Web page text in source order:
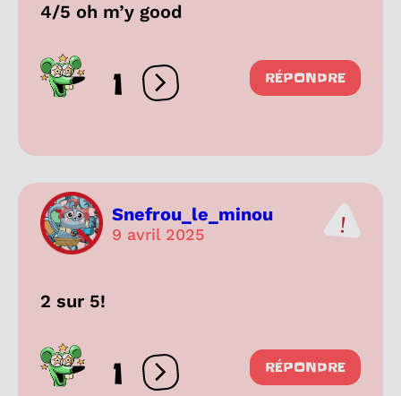
4/5 oh m’y good
1 Ouvrir les réactions
RÉPONDRE
Snefrou_le_minou
9 avril 2025
2 sur 5!
1 Ouvrir les réactions
RÉPONDRE